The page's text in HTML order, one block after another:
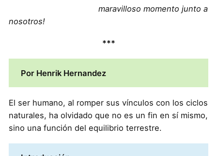
maravilloso momento junto a
nosotros!
***
Por Henrik Hernandez
El ser humano, al romper sus vínculos con los ciclos
naturales, ha olvidado que no es un fin en sí mismo,
sino una función del equilibrio terrestre.